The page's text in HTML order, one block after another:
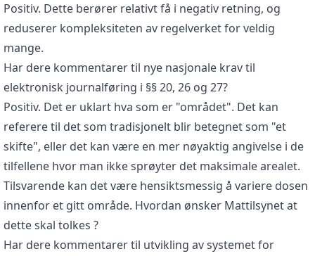
Positiv. Dette berører relativt få i negativ retning, og
reduserer kompleksiteten av regelverket for veldig
mange.
Har dere kommentarer til nye nasjonale krav til
elektronisk journalføring i §§ 20, 26 og 27?
Positiv. Det er uklart hva som er "området". Det kan
referere til det som tradisjonelt blir betegnet som "et
skifte", eller det kan være en mer nøyaktig angivelse i de
tilfellene hvor man ikke sprøyter det maksimale arealet.
Tilsvarende kan det være hensiktsmessig å variere dosen
innenfor et gitt område. Hvordan ønsker Mattilsynet at
dette skal tolkes ?
Har dere kommentarer til utvikling av systemet for